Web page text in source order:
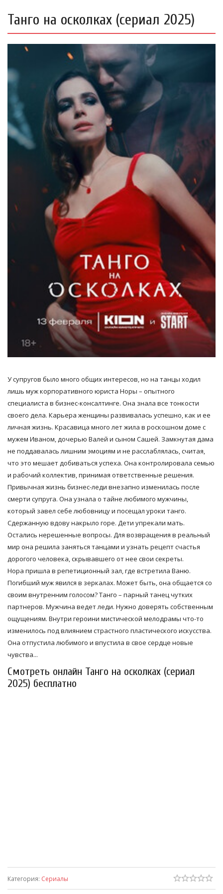
Танго на осколках (сериал 2025)
У супругов было много общих интересов, но на танцы ходил
лишь муж корпоративного юриста Норы – опытного
специалиста в бизнес-консалтинге. Она знала все тонкости
своего дела. Карьера женщины развивалась успешно, как и ее
личная жизнь. Красавица много лет жила в роскошном доме с
мужем Иваном, дочерью Валей и сыном Сашей. Замкнутая дама
не поддавалась лишним эмоциям и не расслаблялась, считая,
что это мешает добиваться успеха. Она контролировала семью
и рабочий коллектив, принимая ответственные решения.
Привычная жизнь бизнес-леди внезапно изменилась после
смерти супруга. Она узнала о тайне любимого мужчины,
который завел себе любовницу и посещал уроки танго.
Сдержанную вдову накрыло горе. Дети упрекали мать.
Остались нерешенные вопросы. Для возвращения в реальный
мир она решила заняться танцами и узнать рецепт счастья
дорогого человека, скрывавшего от нее свои секреты.
Нора пришла в репетиционный зал, где встретила Ваню.
Погибший муж явился в зеркалах. Может быть, она общается со
своим внутренним голосом? Танго – парный танец чутких
партнеров. Мужчина ведет леди. Нужно доверять собственным
ощущениям. Внутри героини мистической мелодрамы что-то
изменилось под влиянием страстного пластического искусства.
Она отпустила любимого и впустила в свое сердце новые
чувства...
Смотреть онлайн Танго на осколках (сериал
2025) бесплатно
Категория: Сериалы